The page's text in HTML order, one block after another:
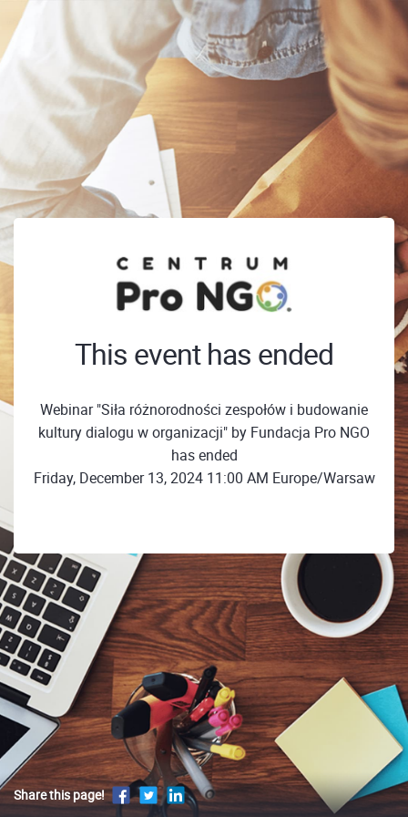
This event has ended
Webinar "Siła różnorodności zespołów i budowanie
kultury dialogu w organizacji" by Fundacja Pro NGO
has ended
Friday, December 13, 2024 11:00 AM Europe/Warsaw
Share this page!